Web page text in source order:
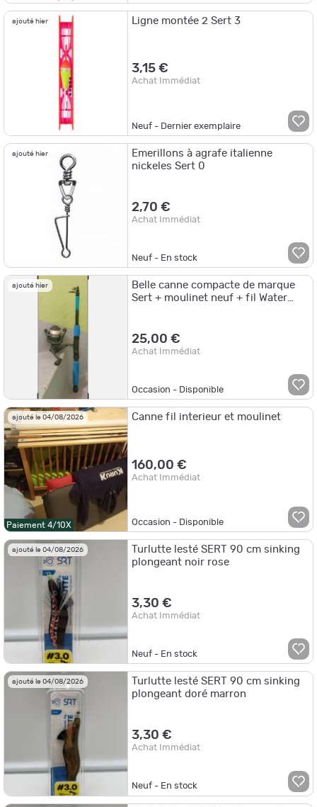
ajouté hier Ligne montée 2 Sert 3
3,15 €
Achat Immédiat
Neuf - Dernier exemplaire
ajouté hier
Emerillons à agrafe italienne
nickeles Sert 0
2,70 €
Achat Immédiat
Neuf - En stock
ajouté hier
Belle canne compacte de marque
Sert + moulinet neuf + fil Water
25,00 €
Achat Immédiat
Occasion - Disponible
ajouté le 04/08/2026
Paiement 4/10X
Canne fil interieur et moulinet
160,00 €
Achat Immédiat
Occasion - Disponible
ajouté le 04/08/2026
Turlutte lesté SERT 90 cm sinking
plongeant noir rose
3,30 €
Achat Immédiat
Neuf - En stock
ajouté le 04/08/2026
Turlutte lesté SERT 90 cm sinking
plongeant doré marron
3,30 €
Achat Immédiat
Neuf - En stock